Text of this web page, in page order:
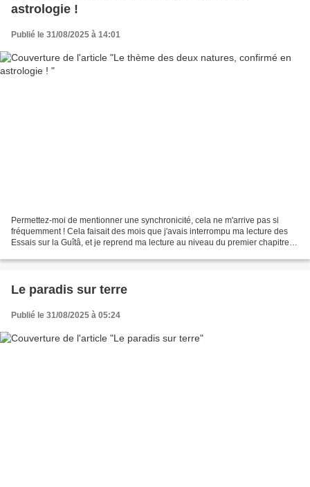
astrologie !
Publié le 31/08/2025 à 14:01
Permettez-moi de mentionner une synchronicité, cela ne m'arrive pas si
fréquemment ! Cela faisait des mois que j'avais interrompu ma lecture des
Essais sur la Guîtâ, et je reprend ma lecture au niveau du premier chapitre
Le paradis sur terre
Publié le 31/08/2025 à 05:24